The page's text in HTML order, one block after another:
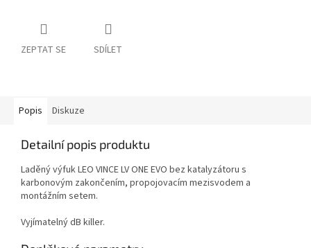
ZEPTAT SE SDÍLET
Popis Diskuze
Detailní popis produktu
Laděný výfuk LEO VINCE LV ONE EVO bez katalyzátoru s
karbonovým zakončením, propojovacím mezisvodem a
montážním setem.
Vyjímatelný dB killer.